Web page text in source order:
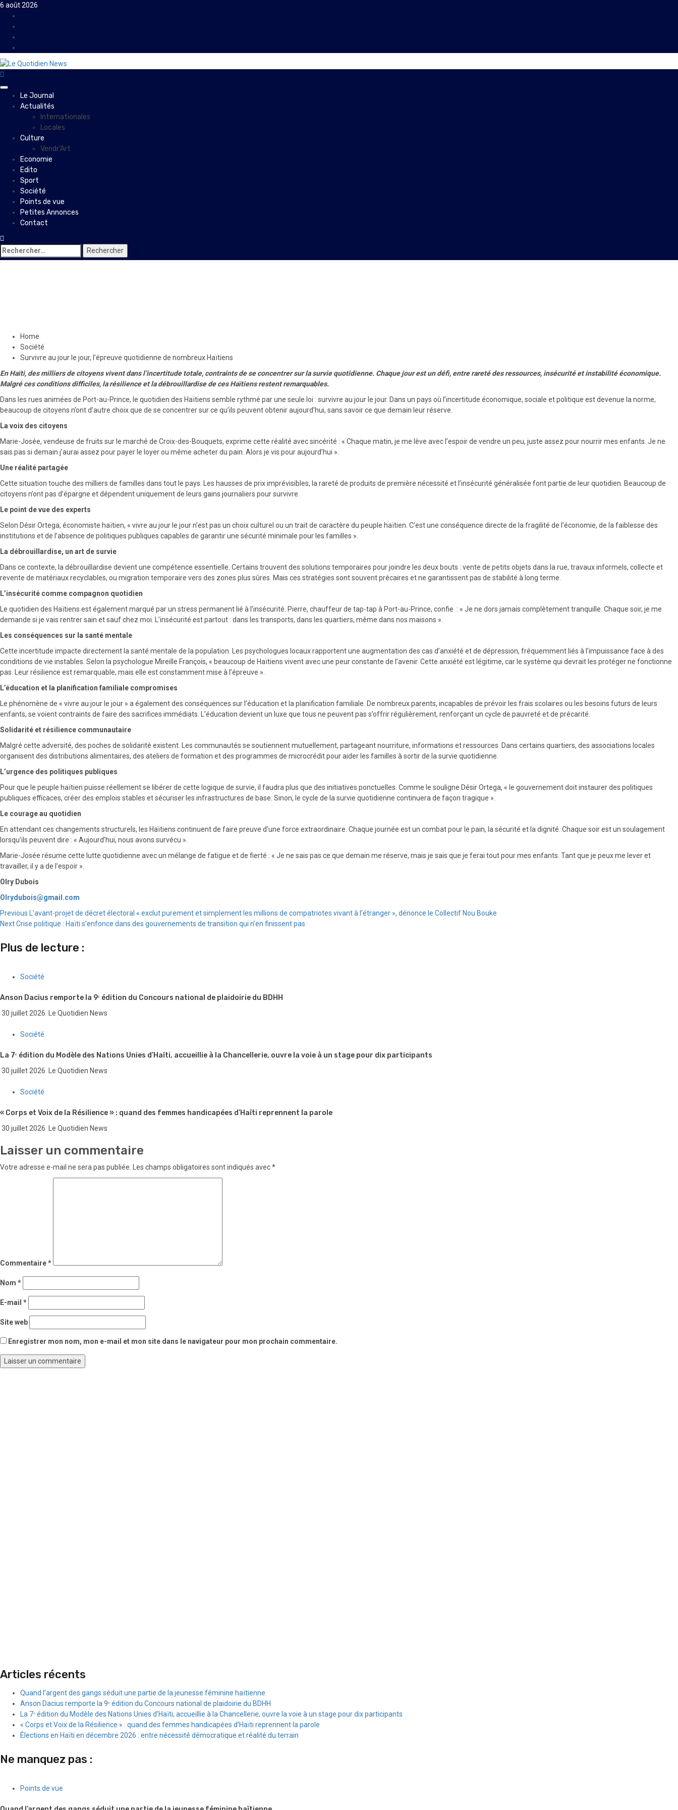
Skip
content
6 août 2026
PrimaryLe Journal
Actualités
Internationales
Locales
Culture
Vendr’Art
Economie
Edito
Sport
Société
Points de vue
Petites Annonces
Contact
Rechercher :
Home
Société
Survivre au jour le jour, l’épreuve quotidienne de nombreux Haïtiens
En Haïti, des milliers de citoyens vivent dans l’incertitude totale, contraints de se concentrer sur la survie quotidienne. Chaque jour est un défi, entre rareté des ressources, insécurité et instabilité économique.
Malgré ces conditions difficiles, la résilience et la débrouillardise de ces Haïtiens restent remarquables.
Dans les rues animées de Port-au-Prince, le quotidien des Haïtiens semble rythmé par une seule loi : survivre au jour le jour. Dans un pays où l’incertitude économique, sociale et politique est devenue la norme,
beaucoup de citoyens n’ont d’autre choix que de se concentrer sur ce qu’ils peuvent obtenir aujourd’hui, sans savoir ce que demain leur réserve.
La voix des citoyens
Marie-Josée, vendeuse de fruits sur le marché de Croix-des-Bouquets, exprime cette réalité avec sincérité : « Chaque matin, je me lève avec l’espoir de vendre un peu, juste assez pour nourrir mes enfants. Je ne
sais pas si demain j’aurai assez pour payer le loyer ou même acheter du pain. Alors je vis pour aujourd’hui ».
Une réalité partagée
Cette situation touche des milliers de familles dans tout le pays. Les hausses de prix imprévisibles, la rareté de produits de première nécessité et l’insécurité généralisée font partie de leur quotidien. Beaucoup de
citoyens n’ont pas d’épargne et dépendent uniquement de leurs gains journaliers pour survivre.
Le point de vue des experts
Selon Désir Ortega, économiste haïtien, « vivre au jour le jour n’est pas un choix culturel ou un trait de caractère du peuple haïtien. C’est une conséquence directe de la fragilité de l’économie, de la faiblesse des
institutions et de l’absence de politiques publiques capables de garantir une sécurité minimale pour les familles ».
La débrouillardise, un art de survie
Dans ce contexte, la débrouillardise devient une compétence essentielle. Certains trouvent des solutions temporaires pour joindre les deux bouts : vente de petits objets dans la rue, travaux informels, collecte et
revente de matériaux recyclables, ou migration temporaire vers des zones plus sûres. Mais ces stratégies sont souvent précaires et ne garantissent pas de stabilité à long terme.
L’insécurité comme compagnon quotidien
Le quotidien des Haïtiens est également marqué par un stress permanent lié à l’insécurité. Pierre, chauffeur de tap-tap à Port-au-Prince, confie : « Je ne dors jamais complètement tranquille. Chaque soir, je me
demande si je vais rentrer sain et sauf chez moi. L’insécurité est partout : dans les transports, dans les quartiers, même dans nos maisons ».
Les conséquences sur la santé mentale
Cette incertitude impacte directement la santé mentale de la population. Les psychologues locaux rapportent une augmentation des cas d’anxiété et de dépression, fréquemment liés à l’impuissance face à des
conditions de vie instables. Selon la psychologue Mireille François, « beaucoup de Haïtiens vivent avec une peur constante de l’avenir. Cette anxiété est légitime, car le système qui devrait les protéger ne fonctionne
pas. Leur résilience est remarquable, mais elle est constamment mise à l’épreuve ».
L’éducation et la planification familiale compromises
Le phénomène de « vivre au jour le jour » a également des conséquences sur l’éducation et la planification familiale. De nombreux parents, incapables de prévoir les frais scolaires ou les besoins futurs de leurs
enfants, se voient contraints de faire des sacrifices immédiats. L’éducation devient un luxe que tous ne peuvent pas s’offrir régulièrement, renforçant un cycle de pauvreté et de précarité.
Solidarité et résilience communautaire
Malgré cette adversité, des poches de solidarité existent. Les communautés se soutiennent mutuellement, partageant nourriture, informations et ressources. Dans certains quartiers, des associations locales
organisent des distributions alimentaires, des ateliers de formation et des programmes de microcrédit pour aider les familles à sortir de la survie quotidienne.
L’urgence des politiques publiques
Pour que le peuple haïtien puisse réellement se libérer de cette logique de survie, il faudra plus que des initiatives ponctuelles. Comme le souligne Désir Ortega, « le gouvernement doit instaurer des politiques
publiques efficaces, créer des emplois stables et sécuriser les infrastructures de base. Sinon, le cycle de la survie quotidienne continuera de façon tragique ».
Le courage au quotidien
En attendant ces changements structurels, les Haïtiens continuent de faire preuve d’une force extraordinaire. Chaque journée est un combat pour le pain, la sécurité et la dignité. Chaque soir est un soulagement
lorsqu’ils peuvent dire : « Aujourd’hui, nous avons survécu ».
Marie-Josée résume cette lutte quotidienne avec un mélange de fatigue et de fierté : « Je ne sais pas ce que demain me réserve, mais je sais que je ferai tout pour mes enfants. Tant que je peux me lever et
travailler, il y a de l’espoir ».
Olry Dubois
Olrydubois@gmail.com
Continue
Reading
Previous L’avant-projet de décret électoral « exclut purement et simplement les millions de compatriotes vivant à l’étranger », dénonce le Collectif Nou Bouke
NextCrise politique : Haïti s’enfonce dans des gouvernements de transition qui n’en finissent pas
Plus de lecture :
Société
Anson Dacius remporte la 9ᵉ édition du Concours national de plaidoirie du BDHH
30 juillet 2026 Le Quotidien News
Société
La 7ᵉ édition du Modèle des Nations Unies d’Haïti, accueillie à la Chancellerie, ouvre la voie à un stage pour dix participants
30 juillet 2026 Le Quotidien News
Société
« Corps et Voix de la Résilience » : quand des femmes handicapées d’Haïti reprennent la parole
30 juillet 2026 Le Quotidien News
Laisser un commentaire
Votre adresse e-mail ne sera pas publiée. Les champs obligatoires sont indiqués avec*
Commentaire*
Nom *
E-mail *
Site web
Enregistrer mon nom, mon e-mail et mon site dans le navigateur pour mon prochain commentaire.
Articles récents
Quand l’argent des gangs séduit une partie de la jeunesse féminine haïtienne
Anson Dacius remporte la 9ᵉ édition du Concours national de plaidoirie du BDHH
La 7ᵉ édition du Modèle des Nations Unies d’Haïti, accueillie à la Chancellerie, ouvre la voie à un stage pour dix participants
« Corps et Voix de la Résilience » : quand des femmes handicapées d’Haïti reprennent la parole
Élections en Haïti en décembre 2026 : entre nécessité démocratique et réalité du terrain
Ne manquez pas :
Points de vue